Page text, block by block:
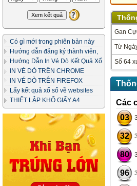
Có gì mới trong phiên bản này
Hướng dẫn đăng ký thành viên,
in vé dò
Hướng Dẫn In Vé Dò Kết Quả Xổ
SốIN VÉ DÒ TRÊN CHROME
IN VÉ DÒ TRÊN FIREFOX
Lấy kết quả xổ số về websites
của bạn
THIẾT LẬP KHỔ GIẤY A4
Gan
Từ
Số 64
Các
03
32
80
96